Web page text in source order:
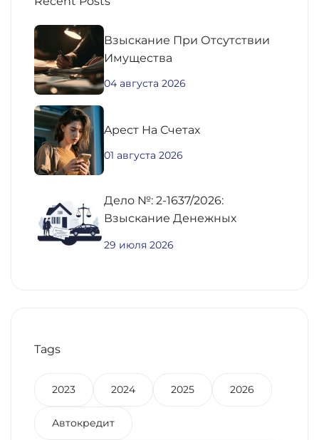
Взыскание При Отсутствии
Имущества
04 августа 2026
Aрест На Счетах
01 августа 2026
Дело №: 2-1637/2026:
Взыскание Денежных
29 июля 2026
Tags
2023 2024 2025 2026
Автокредит